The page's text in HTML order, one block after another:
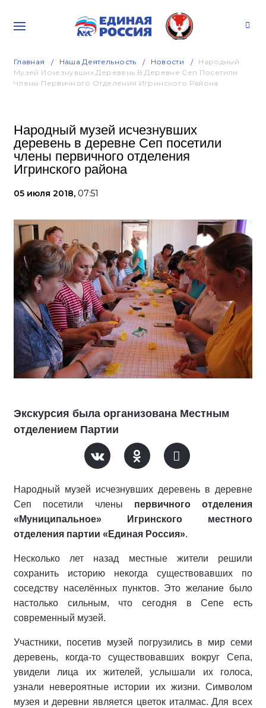
Главная Наша Деятельность Новости
Народный
Музей Исчезнувших Деревень В Деревне Сеп Посетили
Члены Первичного Отделения Игринского Района
Народный музей исчезнувших
деревень в деревне Сеп посетили
члены первичного отделения
Игринского района
05 июля 2018, 07:51
Экскурсия была организована Местным
отделением Партии
Народный музей исчезнувших деревень в деревне
Сеп посетили члены первичного отделения
«Муниципальное» Игринского местного
отделения партии «Единая Россия».
Несколько лет назад местные жители решили
сохранить историю некогда существовавших по
соседству населённых пунктов. Это желание было
настолько сильным, что сегодня в Сепе есть
современный музей.
Участники, посетив музей погрузились в мир семи
деревень, когда-то существовавших вокруг Сепа,
увидели лица их жителей, услышали их голоса,
узнали невероятные истории их жизни. Символом
музея и деревни является цветок италмас. Для всех